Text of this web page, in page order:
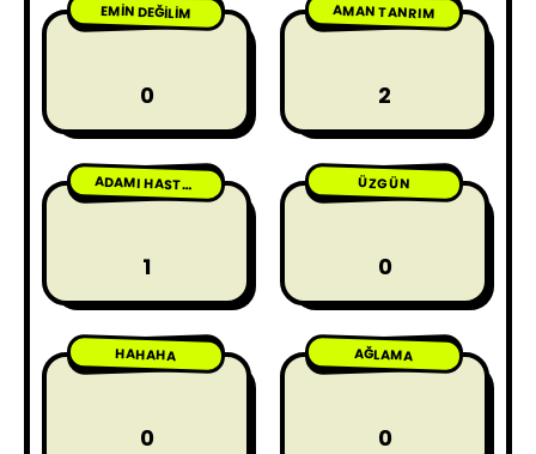
EMIN DEĞILIM
0
AMAN TANRIM
2
ADAMI HASTA ETME
1
ÜZGÜN
0
HAHAHA
0
AĞLAMA
0